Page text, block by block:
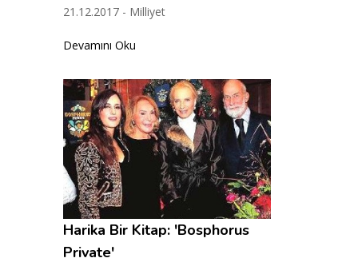
21.12.2017 - Milliyet
Devamını Oku
Harika Bir Kitap: 'Bosphorus
Private'